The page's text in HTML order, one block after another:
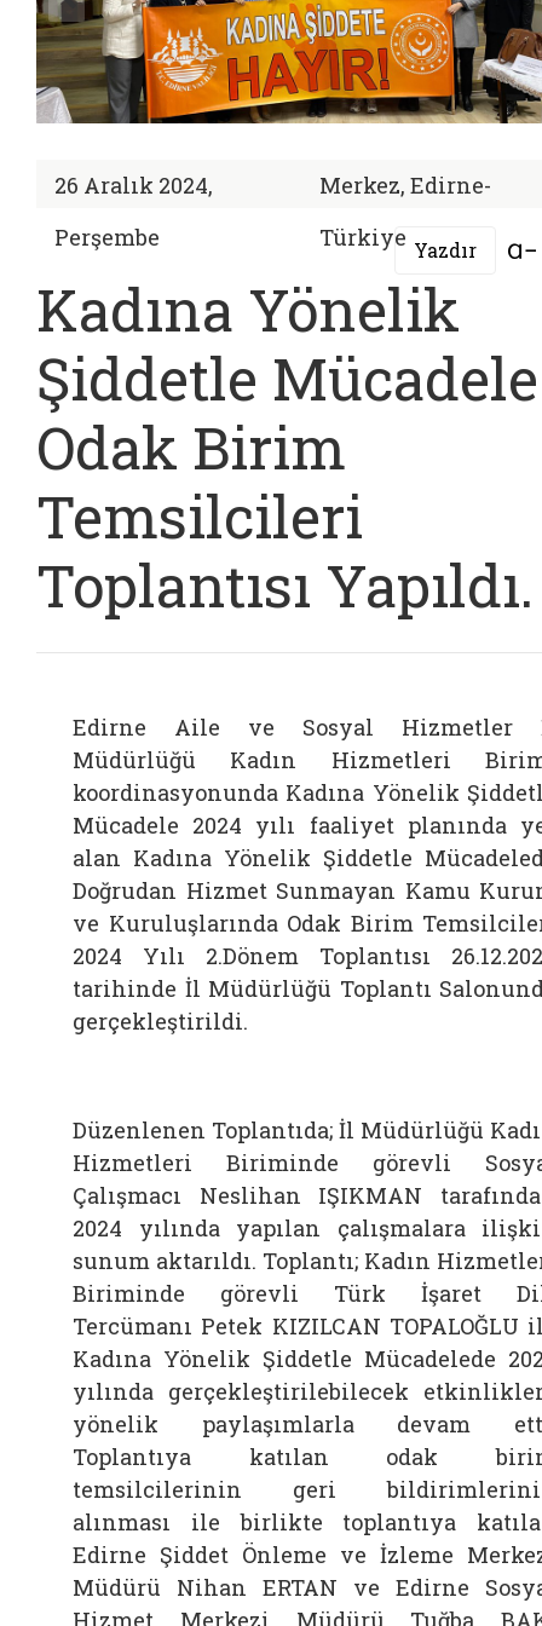
26 Aralık 2024,
Perşembe
Merkez, Edirne-
Türkiye Yazdır
Kadına Yönelik
Şiddetle Mücadele
Odak Birim
Temsilcileri
Toplantısı Yapıldı.
Edirne Aile ve Sosyal Hizmetler
Müdürlüğü Kadın Hizmetleri
koordinasyonunda Kadına Yönelik
Mücadele 2024 yılı faaliyet planında
alan Kadına Yönelik Şiddetle
Doğrudan Hizmet Sunmayan Kamu
ve Kuruluşlarında Odak Birim
2024 Yılı 2.Dönem Toplantısı
tarihinde İl Müdürlüğü Toplantı
gerçekleştirildi.
Düzenlenen Toplantıda; İl Müdürlüğü
Hizmetleri Biriminde görevli
Çalışmacı Neslihan IŞIKMAN
2024 yılında yapılan çalışmalara
sunum aktarıldı. Toplantı; Kadın
Biriminde görevli Türk İşaret
Tercümanı Petek KIZILCAN TOPALOĞLU
Kadına Yönelik Şiddetle Mücadelede
yılında gerçekleştirilebilecek
yönelik paylaşımlarla devam
Toplantıya katılan odak
temsilcilerinin geri
alınması ile birlikte toplantıya
Edirne Şiddet Önleme ve İzleme
Müdürü Nihan ERTAN ve Edirne
Hizmet Merkezi Müdürü Tuğba